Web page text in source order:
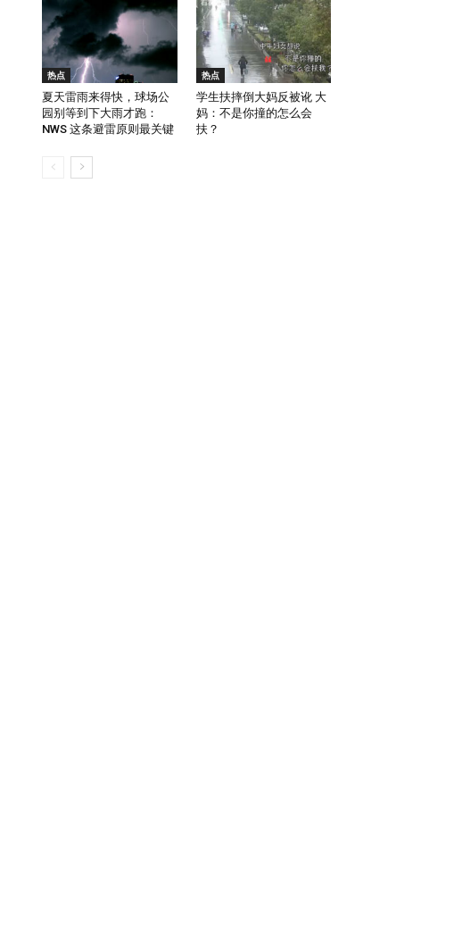
热点
夏天雷雨来得快，球场公
园别等到下大雨才跑：
NWS 这条避雷原则最关键
热点
学生扶摔倒大妈反被讹 大
妈：不是你撞的怎么会
扶？